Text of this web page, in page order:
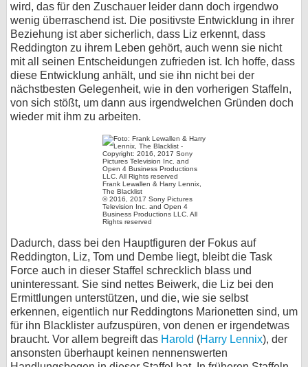
wird, das für den Zuschauer leider dann doch irgendwo
wenig überraschend ist. Die positivste Entwicklung in ihrer
Beziehung ist aber sicherlich, dass Liz erkennt, dass
Reddington zu ihrem Leben gehört, auch wenn sie nicht
mit all seinen Entscheidungen zufrieden ist. Ich hoffe, dass
diese Entwicklung anhält, und sie ihn nicht bei der
nächstbesten Gelegenheit, wie in den vorherigen Staffeln,
von sich stößt, um dann aus irgendwelchen Gründen doch
wieder mit ihm zu arbeiten.
Frank Lewallen & Harry Lennix,
The Blacklist
© 2016, 2017 Sony Pictures
Television Inc. and Open 4
Business Productions LLC. All
Rights reserved
Dadurch, dass bei den Hauptfiguren der Fokus auf
Reddington, Liz, Tom und Dembe liegt, bleibt die Task
Force auch in dieser Staffel schrecklich blass und
uninteressant. Sie sind nettes Beiwerk, die Liz bei den
Ermittlungen unterstützen, und die, wie sie selbst
erkennen, eigentlich nur Reddingtons Marionetten sind, um
für ihn Blacklister aufzuspüren, von denen er irgendetwas
braucht. Vor allem begreift das Harold (Harry Lennix), der
ansonsten überhaupt keinen nennenswerten